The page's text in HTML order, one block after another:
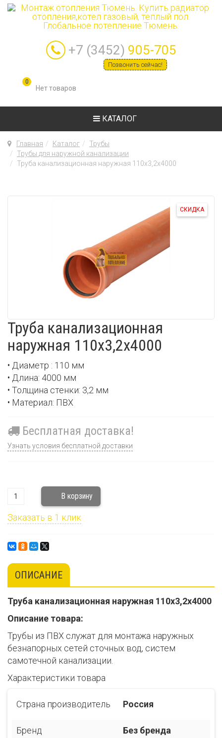
+7 (3452) 905-705
Позвонить сейчас!
0
КАТАЛОГ
Главная Каталог
Трубы
Трубы для наружной канализации
Труба канализационная наружная 110х3,2х4000
СКИДКА
Труба канализационная
наружная 110х3,2х4000
• Диаметр : 110 мм
• Длина: 4000 мм
• Толщина стенки: 3,2 мм
• Материал: ПВХ
Бесплатная доставка!
Узнать условия бесплатной доставки
Заказать в 1 клик
ОПИСАНИЕ
Труба канализационная наружная 110х3,2х4000
Описание товара:
Трубы из ПВХ служат для монтажа наружных
безнапорных сетей сточных вод, систем
самотечной канализации.
Характеристики товара
Страна производитель Россия
Бренд Без бренда